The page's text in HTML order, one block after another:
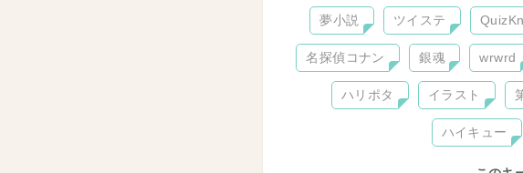
夢小説 ツイステ
名探偵コナン 銀魂 wrwrd
ハリポタ イラスト
ハイキュー